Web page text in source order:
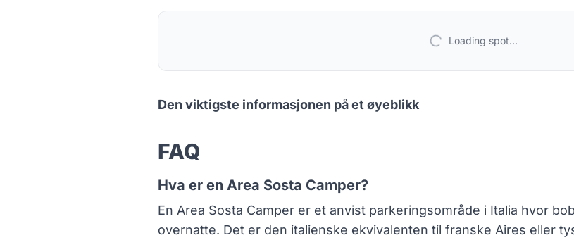
Loading spot...
Den viktigste informasjonen på et øyeblikk
FAQ
Hva er en Area Sosta Camper?
En Area Sosta Camper er et anvist parkeringsområde i Italia hvor
overnatte. Det er den italienske ekvivalenten til franske Aires eller